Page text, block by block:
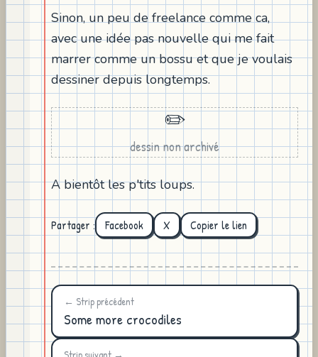
Sinon, un peu de freelance comme ca,
avec une idée pas nouvelle qui me fait
marrer comme un bossu et que je voulais
dessiner depuis longtemps.
✏️
dessin non archivé
A bientôt les p'tits loups.
Partager : Facebook X Copier le lien
← Strip précédent
Some more crocodiles
Strip suivant →